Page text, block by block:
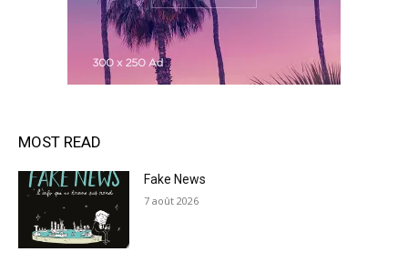
MOST READ
Fake News
7 août 2026